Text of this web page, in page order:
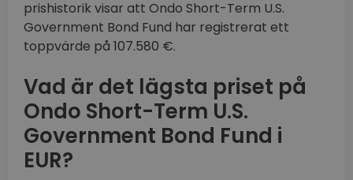
prishistorik visar att Ondo Short-Term U.S.
Government Bond Fund har registrerat ett
toppvärde på 107.580 €.
Vad är det lägsta priset på
Ondo Short-Term U.S.
Government Bond Fund i
EUR?